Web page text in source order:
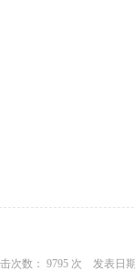
数： 9795 次 发表日期